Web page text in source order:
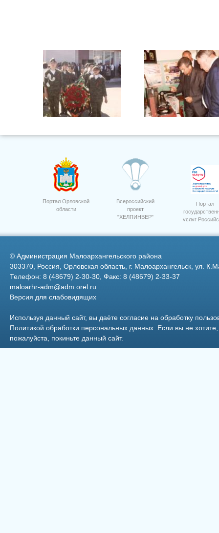
2
Портал Орловской
области
Всероссийский
проект
"ХЕЛПИНВЕР"
Портал
услуг
© Администрация Малоархангельского района
303370, Россия, Орловская область, г. Малоархангельск, ул.
Телефон: 8 (48679) 2-30-30, Факс: 8 (48679) 2-33-37
maloarhr-adm@adm.orel.ru
Версия для слабовидящих
Используя данный сайт, вы даёте согласие на обработку
Политикой обработки персональных данных . Если вы не
пожалуйста, покиньте данный сайт.